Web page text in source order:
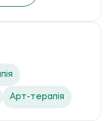
Арт-терапія